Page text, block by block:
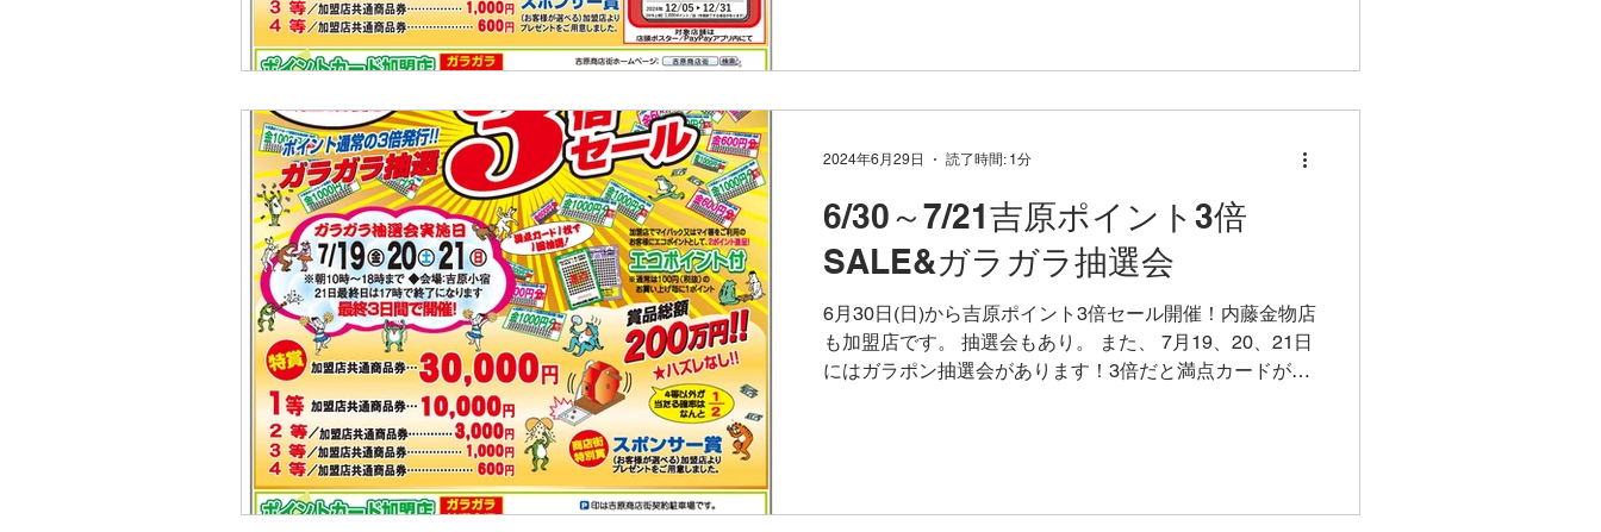
6/30～7/21吉原ポイント3倍
SALE&ガラガラ抽選会
6月30日(日)から吉原ポイント3倍セール開催！内藤金物店
も加盟店です。 抽選会もあり。 また、 7月19、20、21日
にはガラポン抽選会があります！3倍だと満点カードが作
2024年6月29日 読了時間: 1分